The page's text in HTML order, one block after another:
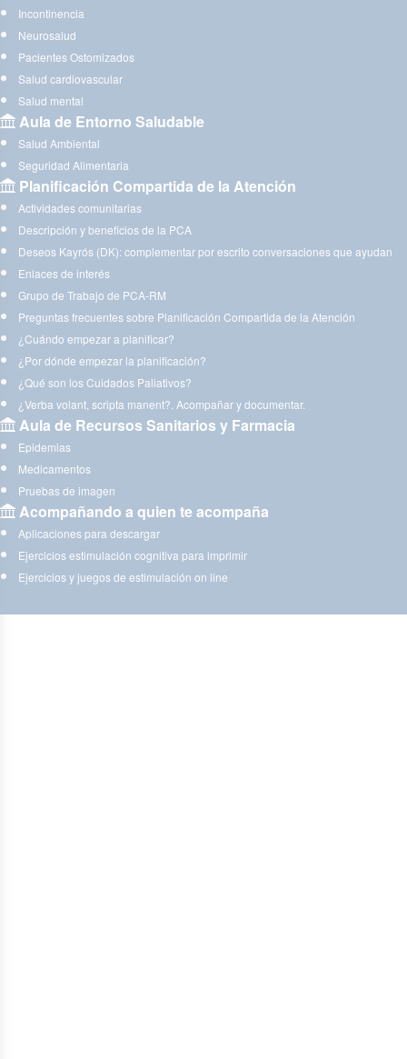
Incontinencia
Neurosalud
Pacientes Ostomizados
Salud cardiovascular
Salud mental
Aula de Entorno Saludable
Salud Ambiental
Seguridad Alimentaria
Planificación Compartida de la Atención
Actividades comunitarias
Descripción y beneficios de la PCA
Deseos Kayrós (DK): complementar por escrito conversaciones que ayudan
Enlaces de interés
Grupo de Trabajo de PCA-RM
Preguntas frecuentes sobre Planificación Compartida de la Atención
¿Cuándo empezar a planificar?
¿Por dónde empezar la planificación?
¿Qué son los Cuidados Paliativos?
¿Verba volant, scripta manent?. Acompañar y documentar.
Aula de Recursos Sanitarios y Farmacia
Epidemias
Medicamentos
Pruebas de imagen
Acompañando a quien te acompaña
Aplicaciones para descargar
Ejercicios estimulación cognitiva para imprimir
Ejercicios y juegos de estimulación on line